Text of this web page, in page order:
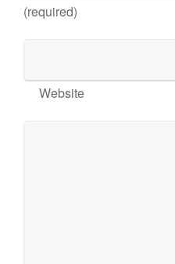
(required)
Website